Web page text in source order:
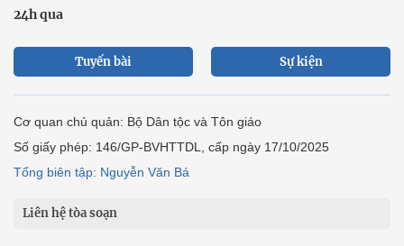
24h qua
Tuyến bài Sự kiện
Cơ quan chủ quản: Bộ Dân tộc và Tôn giáo
Số giấy phép: 146/GP-BVHTTDL, cấp ngày 17/10/2025
Tổng biên tập: Nguyễn Văn Bá
Liên hệ tòa soạn